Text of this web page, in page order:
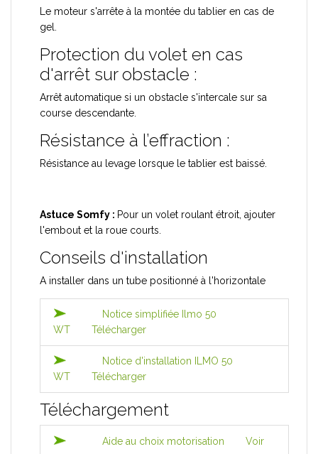
Le moteur s'arrête à la montée du tablier en cas de
gel.
Protection du volet en cas
d'arrêt sur obstacle :
Arrêt automatique si un obstacle s'intercale sur sa
course descendante.
Résistance à l’effraction :
Résistance au levage lorsque le tablier est baissé.
Astuce Somfy : Pour un volet roulant étroit, ajouter
l'embout et la roue courts.
Conseils d'installation
A installer dans un tube positionné à l'horizontale
Notice simplifiée Ilmo 50
WT
Télécharger
Notice d'installation ILMO 50
WT
Télécharger
Téléchargement
Aide au choix motorisation Voir